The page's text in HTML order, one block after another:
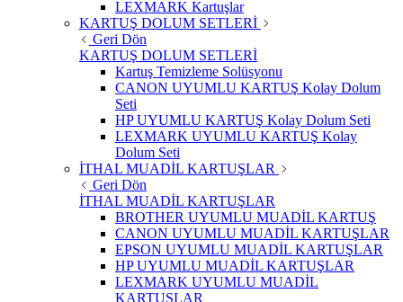
LEXMARK Kartuşlar
KARTUŞ DOLUM SETLERİ
Geri Dön
KARTUŞ DOLUM SETLERİ
Kartuş Temizleme Solüsyonu
CANON UYUMLU KARTUŞ Kolay Dolum
Seti
HP UYUMLU KARTUŞ Kolay Dolum Seti
LEXMARK UYUMLU KARTUŞ Kolay
Dolum Seti
İTHAL MUADİL KARTUŞLAR
Geri Dön
İTHAL MUADİL KARTUŞLAR
BROTHER UYUMLU MUADİL KARTUŞ
CANON UYUMLU MUADİL KARTUŞLAR
EPSON UYUMLU MUADİL KARTUŞLAR
HP UYUMLU MUADİL KARTUŞLAR
LEXMARK UYUMLU MUADİL
KARTUŞLAR